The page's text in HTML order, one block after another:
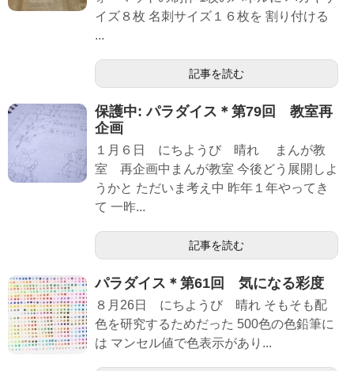
イズ８枚 名刺サイズ１６枚を 割り付ける
...
記事を読む
保護中: パラダイス＊第79回 教室再
企画
１月６日 にちようび 晴れ まんが教
室 再企画中まんが教室 今後どう展開しよ
うかと ただいま考え中 昨年１年やってき
て 一昨...
記事を読む
パラダイス＊第61回 気になる彩度
８月26日 にちようび 晴れ そもそも配
色を研究するためだった 500色の色鉛筆に
は マンセル値で色表示があり...